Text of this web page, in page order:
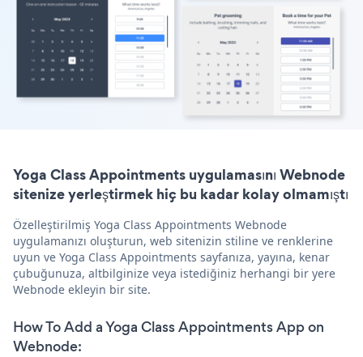
Yoga Class Appointments uygulamasını Webnode
sitenize yerleştirmek hiç bu kadar kolay olmamıştı
Özelleştirilmiş Yoga Class Appointments Webnode
uygulamanızı oluşturun, web sitenizin stiline ve renklerine
uyun ve Yoga Class Appointments sayfanıza, yayına, kenar
çubuğunuza, altbilginize veya istediğiniz herhangi bir yere
Webnode ekleyin bir site.
How To Add a Yoga Class Appointments App on
Webnode: